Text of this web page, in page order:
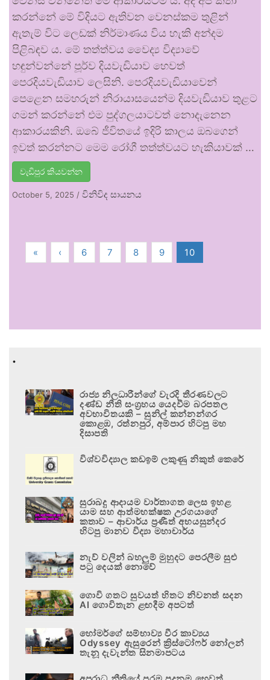
කරන්නේ මේ විදියට ඇතිවන වෙනස්කම තුළින්
ඇතැම් විට ලෙඩක් නිර්මාණය විය හැකි අන්දම
පිළිබඳව ය. මේ තත්ත්වය වෛද්‍ය විද්‍යාවේ
හඳුන්වන්නේ පූර්ව දියවැඩියාව හෙවත්
පෙරදියවැඩියාව ලෙසිනි. පෙරදියවැඩියාවෙන්
පෙළෙන සමහරුන් නිරායාසයෙන්ම දියවැඩියාව තුළට
ගමන් කරන්නේ එම පුද්ගලයාටවත් නොදැනෙන
ආකාරයකිනි. ඔබේ ජීවිතයේ ඉදිරි කාලය ඔබගෙන්
ඉවත් කරන්නට මෙම රෝගී තත්ත්වයට හැකියාවක් …
වැඩිපුර කියවන්න
October 5, 2025 / විනිවිද සායනය
« ‹ 6 7 8 9 10
.
රාජ්‍ය නිලධාරීන්ගේ වැරදි තීරණවලට
දණ්ඩ නීති සංග්‍රහය යෙදවීම බරපතල
අවභාවිතයකි – සුනිල් කන්නන්ගර
කොළඹ, රත්නපුර, අම්පාර හිටපු මහ
දිසාපති
විශ්වවිද්‍යාල කඩඉම් ලකුණු නිකුත් කෙරේ
සුරාබදු ආදායම වාර්තාගත ලෙස ඉහළ
යාම සහ ආත්මභක්ෂක උරගයාගේ
කතාව – ආචාර්ය ප්‍රණීත් අභයසුන්දර
හිටපු මානව විද්‍යා මහාචාර්ය
නැව් වලින් බහලුම් මුහුදට පෙරලීම සුළු
පටු දෙයක් නොවේ
ගොවි ගතට සුවයත් හිතට නිවනත් සදන
AI ගොවිතැන ළඟදීම අපටත්
හෝමර්ගේ සම්භාව්‍ය වීර කාව්‍යය
Odyssey ඇසුරෙන් ක්‍රිස්ටෝෆර් නෝලන්
තැනූ දැවැන්ත සිනමාපටය